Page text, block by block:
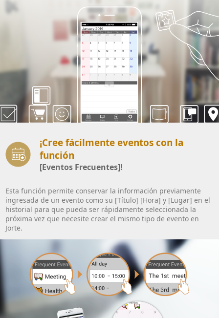
¡Cree fácilmente eventos con la
función
[Eventos Frecuentes]!
Esta función permite conservar la información previamente
ingresada de un evento como su [Título] [Hora] y [Lugar] en el
historial para que pueda ser rápidamente seleccionada la
próxima vez que necesite crear el mismo tipo de evento en
Jorte.